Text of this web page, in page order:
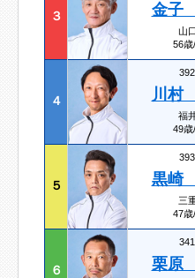
３ 金
山
56
４ 川
福
49
５ 黒
三
47
６ 栗